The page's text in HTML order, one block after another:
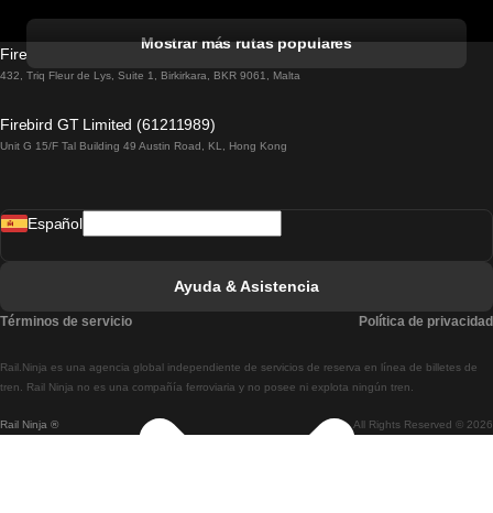
Tren De Lisboa A Lagos
Tren De Lisboa A Madrid
Tren De Lisboa A Braga
Tren De Braga A Lisboa
Mostrar más rutas populares
Firebird GT Limited (OC 1451)
432, Triq Fleur de Lys, Suite 1, Birkirkara, BKR 9061, Malta
Firebird GT Limited (61211989)
Unit G 15/F Tal Building 49 Austin Road, KL, Hong Kong
Rail Ninja ® All Rights Reserved © 2026
Rail.Ninja es una agencia global independiente de servicios de reserva en línea de billetes de
tren. Rail Ninja no es una compañía ferroviaria y no posee ni explota ningún tren.
Español
Ayuda & Asistencia
Términos de servicio Política de privacidad